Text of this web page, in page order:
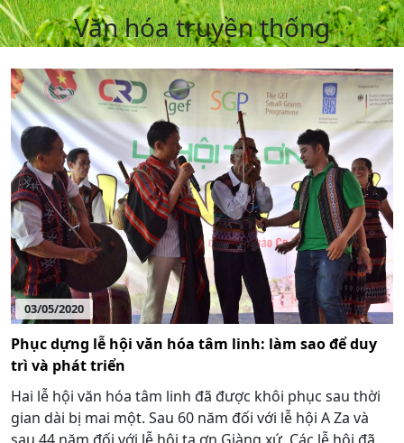
Văn hóa truyền thống
03/05/2020
Phục dựng lễ hội văn hóa tâm linh: làm sao để duy
trì và phát triển
Hai lễ hội văn hóa tâm linh đã được khôi phục sau thời
gian dài bị mai một. Sau 60 năm đối với lễ hội A Za và